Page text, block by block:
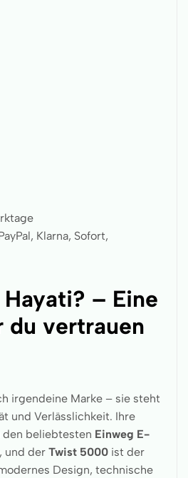
Klarna, Sofort,
– Eine
du vertrauen
irgendeine Marke – sie steht
und Verlässlichkeit. Ihre
den beliebtesten Einweg E-
, und der Twist 5000 ist der
Design, technische